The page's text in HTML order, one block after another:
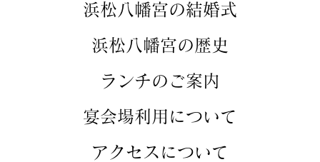
​浜松八幡宮の結婚式
​浜松八幡宮の歴史
​ランチのご案内
​宴会場利用について
アクセスについて